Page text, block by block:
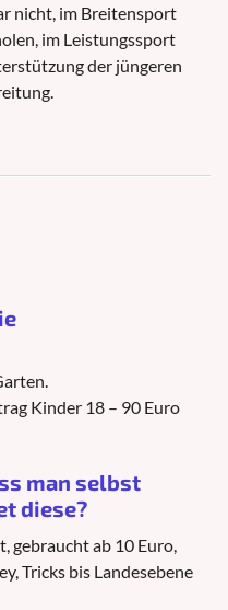
nicht, im Breitensport
im Leistungssport
der jüngeren
Kinder 18 – 90 Euro
man selbst
diese?
gebraucht ab 10 Euro,
Tricks bis Landesebene